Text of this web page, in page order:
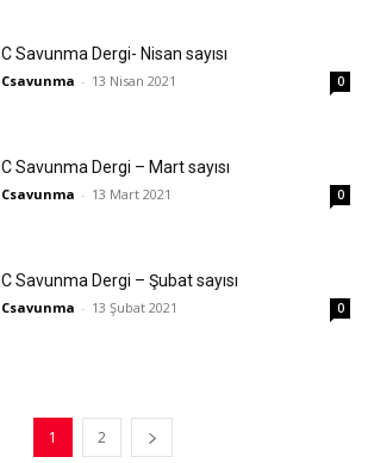
C Savunma Dergi- Nisan sayısı
Csavunma - 13 Nisan 2021 0
C Savunma Dergi – Mart sayısı
Csavunma - 13 Mart 2021 0
C Savunma Dergi – Şubat sayısı
Csavunma - 13 Şubat 2021 0
1 2